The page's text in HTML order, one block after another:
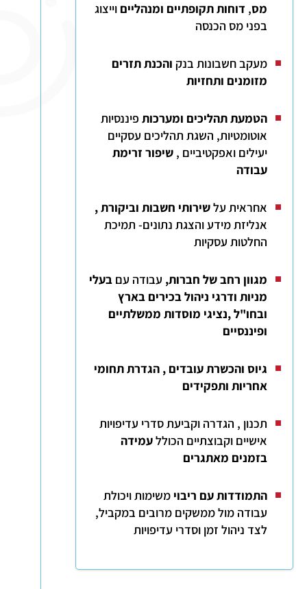
מס, דוחות תקופתיים ומנהליים וייצוג
בפני מס הכנסה
מעקב חשבונות בנק והכנת תזרים
מזומנים ותחזיות
הטמעת תהליכים ומערכות פיננסיות
אוטומטיות, השגת תהליכים עסקיים
יעילים ואפקטיביים , שיפור זרימת
עבודה
אחראית עלשירותי חשבות וביקורת ,
אנליזת מידע והצגת נתונים- תמיכת
החלטות עסקיות
מגוון רחב של חברות, עבודה עם בעלי
מניות ודרגי ניהול בכירים בארץ
ובחו"ל,נציגי מוסדות ממשלתיים
ופיננסיים
גיוס והכשרת עובדים , הגדרת תחומי
אחריות ותפקידים
תכנון , הגדרה וקביעת סדרי עדיפויות
אישיים וקבוצתיים הכוללעמידה
בזמנים מאתגרים
התמודדות עם ריבוי משימות ויכולת
עבודה מול ממשקים מרובים במקביל,
לצד ניהול זמן וסדרי עדיפויות